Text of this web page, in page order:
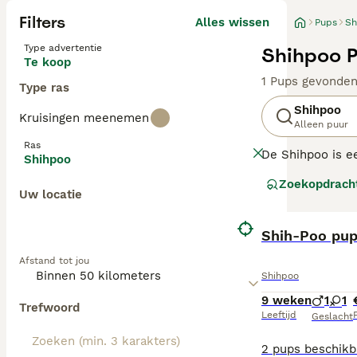
Filters Alles wissen
Type advertentie
Te koop
Type ras
Kruisingen meenemen
Ras
Shihpoo
Uw locatie
Afstand tot jou
Trefwoord
Pups
Shihpoo
1 Pups gevonden
Shihpoo
Alleen puur
De Shihpoo is
afhankelijk
Lees onze
Shih-Poo
Shihpoo
9 weken
Leeftijd
1 1
Geslacht